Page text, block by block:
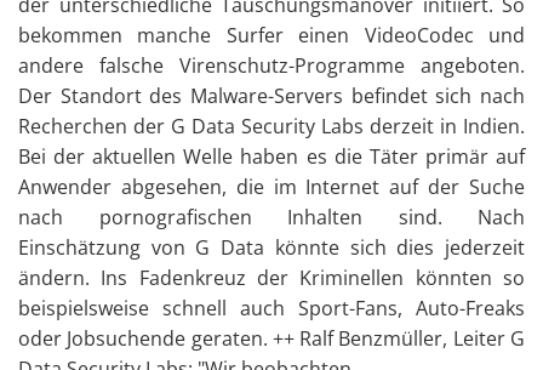
bekommen manche Surfer einen VideoCodec und
andere falsche Virenschutz-Programme angeboten.
Der Standort des Malware-Servers befindet sich nach
Recherchen der G Data Security Labs derzeit in Indien.
Bei der aktuellen Welle haben es die Täter primär auf
Anwender abgesehen, die im Internet auf der Suche
nach pornografischen Inhalten sind. Nach
Einschätzung von G Data könnte sich dies jederzeit
ändern. Ins Fadenkreuz der Kriminellen könnten so
beispielsweise schnell auch Sport-Fans, Auto-Freaks
oder Jobsuchende geraten. ++ Ralf Benzmüller, Leiter G